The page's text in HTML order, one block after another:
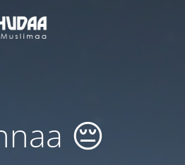
😔